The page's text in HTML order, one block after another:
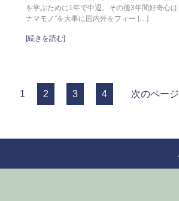
を学ぶために1年で中退。その後3年間好奇心は
ナマモノ”を大事に国内外をフィー […]
[続きを読む]
1 2 3 4 次のページ